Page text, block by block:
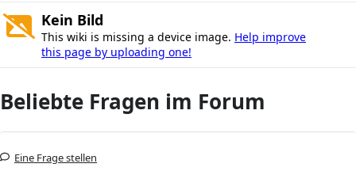
Kein Bild
This wiki is missing a device image. Help improve
this page by uploading one!
Beliebte Fragen im Forum
Eine Frage stellen